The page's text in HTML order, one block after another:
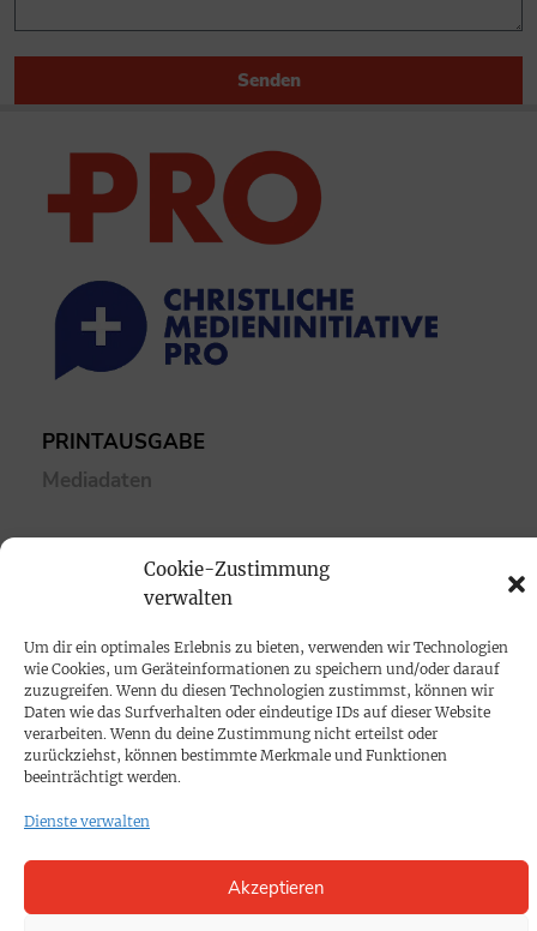
Cookie-Zustimmung
verwalten
Um dir ein optimales Erlebnis zu bieten, verwenden wir Technologien
wie Cookies, um Geräteinformationen zu speichern und/oder darauf
zuzugreifen. Wenn du diesen Technologien zustimmst, können wir
Daten wie das Surfverhalten oder eindeutige IDs auf dieser Website
verarbeiten. Wenn du deine Zustimmung nicht erteilst oder
zurückziehst, können bestimmte Merkmale und Funktionen
beeinträchtigt werden.
Dienste verwalten
Akzeptieren
Senden
PRINTAUSGABE
Mediadaten
Impressum
SPENDEN
Datenschutz
KONTAKT